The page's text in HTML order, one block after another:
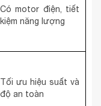
Có motor điện, tiết
kiệm năng lượng
Tối ưu hiệu suất và
độ an toàn